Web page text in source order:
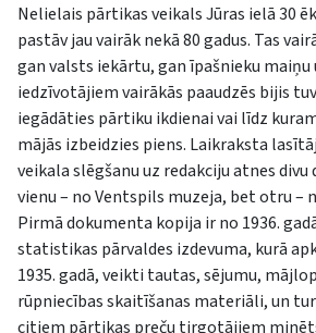
Nelielais pārtikas veikals Jūras ielā 30
pastāv jau vairāk nekā 80 gadus. Tas
gan valsts iekārtu, gan īpašnieku
iedzīvotājiem vairākās paaudzēs bijis
iegādāties pārtiku ikdienai vai līdz
mājās izbeidzies piens. Laikraksta
veikala slēgšanu uz redakciju atnes
vienu – no Ventspils muzeja, bet otru –
Pirmā dokumenta kopija ir no 1936.
statistikas pārvaldes izdevuma, kurā
1935. gadā, veikti tautas, sējumu,
rūpniecības skaitīšanas materiāli, un
citiem pārtikas preču tirgotājiem